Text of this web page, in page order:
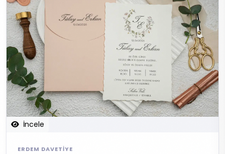
İncele
ERDEM DAVETIYE